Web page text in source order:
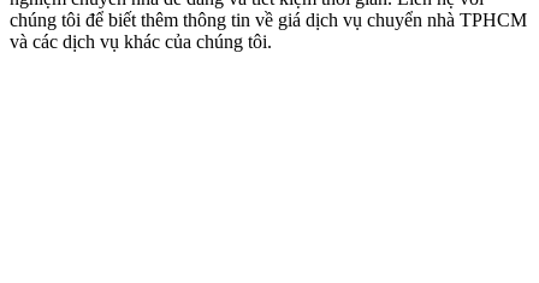
chúng tôi để biết thêm thông tin về giá dịch vụ chuyển nhà TPHCM
và các dịch vụ khác của chúng tôi.